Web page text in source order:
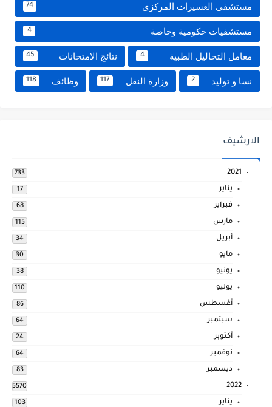
مستشفى العسيرات المركزى 74
مستشفيات حكومية وخاصة 4
معامل التحاليل الطبية 4 نتائج الامتحانات 45
نسا و توليد 2 وزارة النقل 117 وظائف 118
الارشيف
2021
733
يناير 17
فبراير 68
مارس 115
أبريل 34
مايو 30
يونيو 38
يوليو 110
أغسطس 86
سبتمبر 64
أكتوبر 24
نوفمبر 64
ديسمبر 83
2022
5570
يناير 103